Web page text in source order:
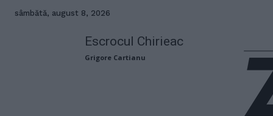
sâmbătă, august 8, 2026
Escrocul Chirieac
Grigore Cartianu